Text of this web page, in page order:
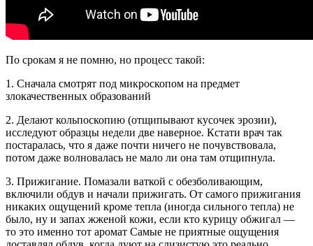
По срокам я не помню, но процесс такой:
1. Сначала смотрят под микроскопом на предмет
злокачественных образований
2. Делают кольпоскопию (отщипывают кусочек эрозии),
исследуют образцы недели две наверное. Кстати врач так
постаралась, что я даже почти ничего не почувствовала,
потом даже волновалась не мало ли она там отщипнула.
3. Прижигание. Помазали ваткой с обезболивающим,
включили обдув и начали прижигать. От самого прижигания
никаких ощущений кроме тепла (иногда сильного тепла) не
было, ну и запах жженой кожи, если кто курицу обжигал —
то это именно тот аромат Самые не приятные ощущения